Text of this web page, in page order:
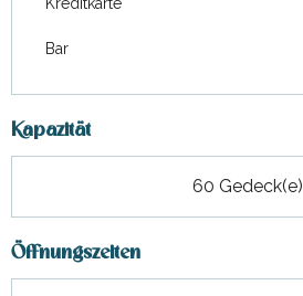
Kreditkarte
Bar
Kapazität
60 Gedeck(e)
Öffnungszeiten